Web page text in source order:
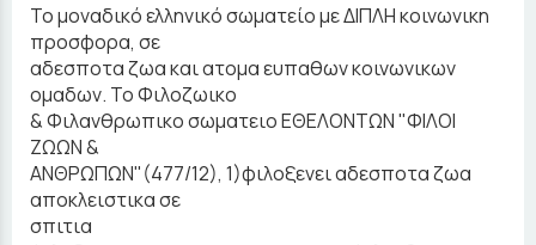
Το μοναδικό ελληνικό σωματείο με ΔΙΠΛΗ κοινωνικη
προσφορα, σε
αδεσποτα ζωα και ατομα ευπαθων κοινωνικων
ομαδων. Το Φιλοζωικο
& Φιλανθρωπικο σωματειο ΕΘΕΛΟΝΤΩΝ "ΦΙΛΟΙ
ΖΩΩΝ &
ΑΝΘΡΩΠΩΝ"(477/12), 1)φιλοξενει αδεσποτα ζωα
αποκλειστικα σε
σπιτια